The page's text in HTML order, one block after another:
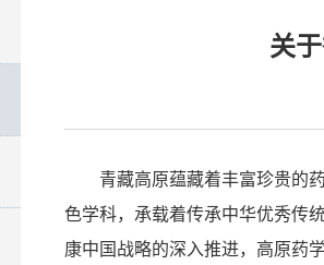
关
青藏高原蕴藏着丰富珍贵的
色学科，承载着传承中华优秀传
康中国战略的深入推进，高原药